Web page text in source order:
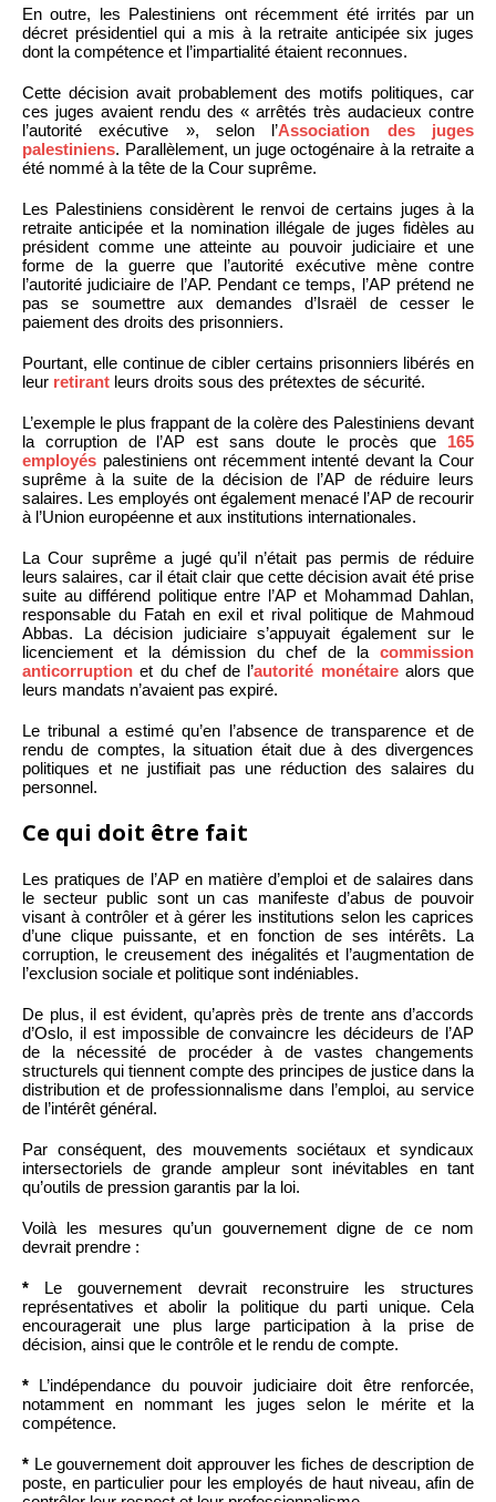
En outre, les Palestiniens ont récemment été irrités par un
décret présidentiel qui a mis à la retraite anticipée six juges
dont la compétence et l’impartialité étaient reconnues.
Cette décision avait probablement des motifs politiques, car
ces juges avaient rendu des « arrêtés très audacieux contre
l’autorité exécutive », selon l’Association des juges
palestiniens. Parallèlement, un juge octogénaire à la retraite a
été nommé à la tête de la Cour suprême.
Les Palestiniens considèrent le renvoi de certains juges à la
retraite anticipée et la nomination illégale de juges fidèles au
président comme une atteinte au pouvoir judiciaire et une
forme de la guerre que l’autorité exécutive mène contre
l’autorité judiciaire de l’AP. Pendant ce temps, l’AP prétend ne
pas se soumettre aux demandes d’Israël de cesser le
paiement des droits des prisonniers.
Pourtant, elle continue de cibler certains prisonniers libérés en
leur retirant leurs droits sous des prétextes de sécurité.
L’exemple le plus frappant de la colère des Palestiniens devant
la corruption de l’AP est sans doute le procès que 165
employés palestiniens ont récemment intenté devant la Cour
suprême à la suite de la décision de l’AP de réduire leurs
salaires. Les employés ont également menacé l’AP de recourir
à l’Union européenne et aux institutions internationales.
La Cour suprême a jugé qu’il n’était pas permis de réduire
leurs salaires, car il était clair que cette décision avait été prise
suite au différend politique entre l’AP et Mohammad Dahlan,
responsable du Fatah en exil et rival politique de Mahmoud
Abbas. La décision judiciaire s’appuyait également sur le
licenciement et la démission du chef de la commission
anticorruption et du chef de l’autorité monétairealors que
leurs mandats n’avaient pas expiré.
Le tribunal a estimé qu’en l’absence de transparence et de
rendu de comptes, la situation était due à des divergences
politiques et ne justifiait pas une réduction des salaires du
personnel.
Ce qui doit être fait
Les pratiques de l’AP en matière d’emploi et de salaires dans
le secteur public sont un cas manifeste d’abus de pouvoir
visant à contrôler et à gérer les institutions selon les caprices
d’une clique puissante, et en fonction de ses intérêts. La
corruption, le creusement des inégalités et l’augmentation de
l’exclusion sociale et politique sont indéniables.
De plus, il est évident, qu’après près de trente ans d’accords
d’Oslo, il est impossible de convaincre les décideurs de l’AP
de la nécessité de procéder à de vastes changements
structurels qui tiennent compte des principes de justice dans la
distribution et de professionnalisme dans l’emploi, au service
de l’intérêt général.
Par conséquent, des mouvements sociétaux et syndicaux
intersectoriels de grande ampleur sont inévitables en tant
qu’outils de pression garantis par la loi.
Voilà les mesures qu’un gouvernement digne de ce nom
devrait prendre :
* Le gouvernement devrait reconstruire les structures
représentatives et abolir la politique du parti unique. Cela
encouragerait une plus large participation à la prise de
décision, ainsi que le contrôle et le rendu de compte.
* L’indépendance du pouvoir judiciaire doit être renforcée,
notamment en nommant les juges selon le mérite et la
compétence.
* Le gouvernement doit approuver les fiches de description de
poste, en particulier pour les employés de haut niveau, afin de